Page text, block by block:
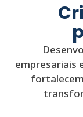
empresariais